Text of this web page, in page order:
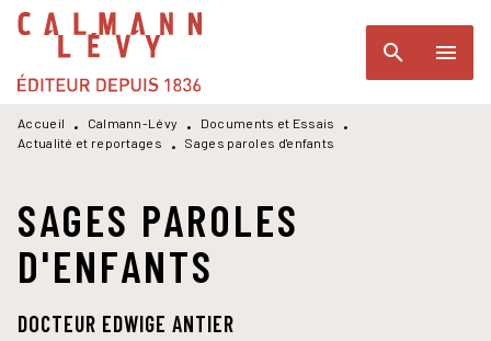
MENU RECHERCHE
PIED DE PAGE
search menu
Accueil • Calmann-Lévy • Documents et Essais
•
Actualité et reportages
• Sages paroles d'enfants
SAGES PAROLES
D'ENFANTS
DOCTEUR EDWIGE ANTIER